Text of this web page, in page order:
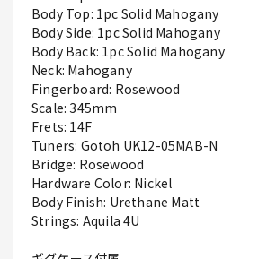
Body Top: 1pc Solid Mahogany
Body Side: 1pc Solid Mahogany
Body Back: 1pc Solid Mahogany
Neck: Mahogany
Fingerboard: Rosewood
Scale: 345mm
Frets: 14F
Tuners: Gotoh UK12-05MAB-N
Bridge: Rosewood
Hardware Color: Nickel
Body Finish: Urethane Matt
Strings: Aquila 4U